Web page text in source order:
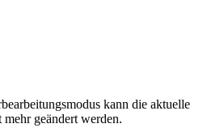
kann die aktuelle
geändert werden.